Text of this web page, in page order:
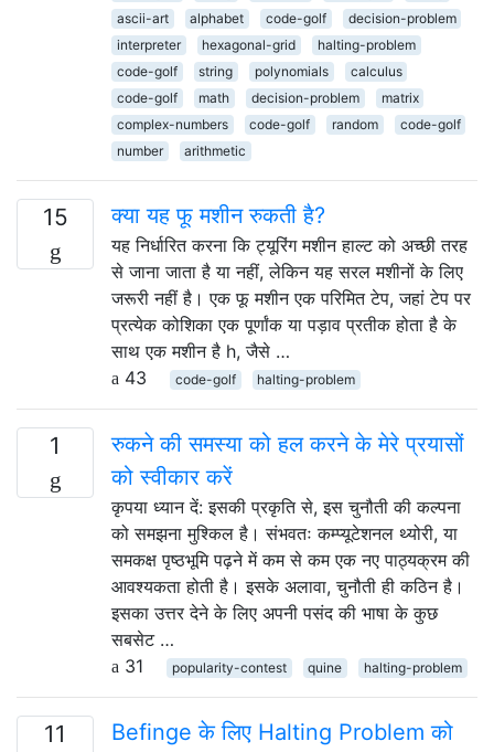
ascii-art
alphabet code-golf
decision-problem
interpreter
hexagonal-grid
halting-problem
code-golf
string polynomials
calculus
code-golf
math decision-problem
matrix
complex-numbers
code-golf random
code-golf
number
arithmetic
15 क्या यह फू मशीन रुकती है?
यह निर्धारित करना कि ट्यूरिंग मशीन हाल्ट को अच्छी तरह
से जाना जाता है या नहीं, लेकिन यह सरल मशीनों के लिए
जरूरी नहीं है। एक फू मशीन एक परिमित टेप, जहां टेप पर
प्रत्येक कोशिका एक पूर्णांक या पड़ाव प्रतीक होता है के
साथ एक मशीन है h, जैसे …
43
code-golf halting-problem
1
रुकने की समस्या को हल करने के मेरे प्रयासों
को स्वीकार करें
कृपया ध्यान दें: इसकी प्रकृति से, इस चुनौती की कल्पना
को समझना मुश्किल है। संभवतः कम्प्यूटेशनल थ्योरी, या
समकक्ष पृष्ठभूमि पढ़ने में कम से कम एक नए पाठ्यक्रम की
आवश्यकता होती है। इसके अलावा, चुनौती ही कठिन है।
इसका उत्तर देने के लिए अपनी पसंद की भाषा के कुछ
सबसेट …
31
popularity-contest quine halting-problem
11
Befinge के लिए Halting Problem को